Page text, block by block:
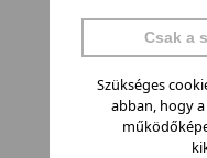
Csak a
Szükséges
abban, hogy